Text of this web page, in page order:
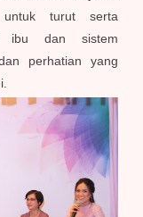
turut serta
ibu dan sistem
perhatian yang